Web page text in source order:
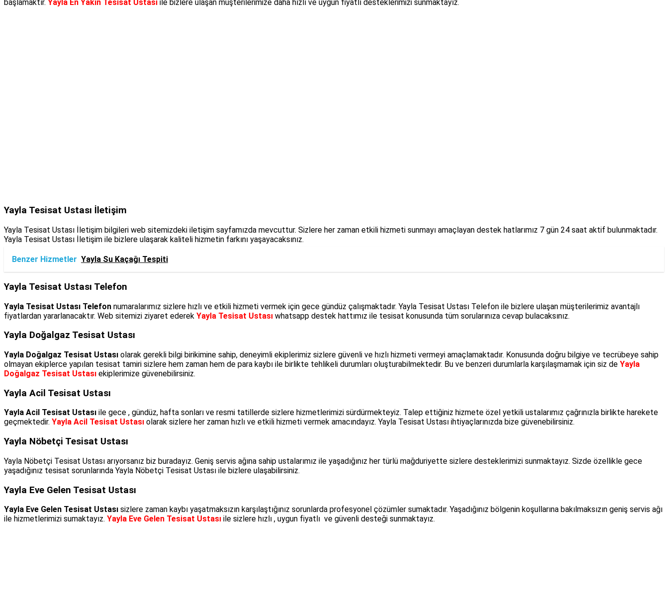
başlamaktır. Yayla En Yakın Tesisat Ustası ile bizlere ulaşan müşterilerimize daha hızlı ve uygun fiyatlı desteklerimizi sunmaktayız.
Yayla Tesisat Ustası İletişim
Yayla Tesisat Ustası İletişim bilgileri web sitemizdeki iletişim sayfamızda mevcuttur. Sizlere her zaman etkili hizmeti sunmayı amaçlayan destek hatlarımız 7 gün 24 saat aktif bulunmaktadır.
Yayla Tesisat Ustası İletişim ile bizlere ulaşarak kaliteli hizmetin farkını yaşayacaksınız.
Benzer Hizmetler Yayla Su Kaçağı Tespiti
Yayla Tesisat Ustası Telefon
Yayla Tesisat Ustası Telefon numaralarımız sizlere hızlı ve etkili hizmeti vermek için gece gündüz çalışmaktadır. Yayla Tesisat Ustası Telefon ile bizlere ulaşan müşterilerimiz avantajlı
fiyatlardan yararlanacaktır. Web sitemizi ziyaret ederek Yayla Tesisat Ustası whatsapp destek hattımız ile tesisat konusunda tüm sorularınıza cevap bulacaksınız.
Yayla Doğalgaz Tesisat Ustası
Yayla Doğalgaz Tesisat Ustası olarak gerekli bilgi birikimine sahip, deneyimli ekiplerimiz sizlere güvenli ve hızlı hizmeti vermeyi amaçlamaktadır. Konusunda doğru bilgiye ve tecrübeye sahip
olmayan ekiplerce yapılan tesisat tamiri sizlere hem zaman hem de para kaybı ile birlikte tehlikeli durumları oluşturabilmektedir. Bu ve benzeri durumlarla karşılaşmamak için siz de Yayla
Doğalgaz Tesisat Ustası ekiplerimize güvenebilirsiniz.
Yayla Acil Tesisat Ustası
Yayla Acil Tesisat Ustası ile gece , gündüz, hafta sonları ve resmi tatillerde sizlere hizmetlerimizi sürdürmekteyiz. Talep ettiğiniz hizmete özel yetkili ustalarımız çağrınızla birlikte harekete
geçmektedir. Yayla Acil Tesisat Ustası olarak sizlere her zaman hızlı ve etkili hizmeti vermek amacındayız. Yayla Tesisat Ustası ihtiyaçlarınızda bize güvenebilirsiniz.
Yayla Nöbetçi Tesisat Ustası
Yayla Nöbetçi Tesisat Ustası arıyorsanız biz buradayız. Geniş servis ağına sahip ustalarımız ile yaşadığınız her türlü mağduriyette sizlere desteklerimizi sunmaktayız. Sizde özellikle gece
yaşadığınız tesisat sorunlarında Yayla Nöbetçi Tesisat Ustası ile bizlere ulaşabilirsiniz.
Yayla Eve Gelen Tesisat Ustası
Yayla Eve Gelen Tesisat Ustası sizlere zaman kaybı yaşatmaksızın karşılaştığınız sorunlarda profesyonel çözümler sumaktadır. Yaşadığınız bölgenin koşullarına bakılmaksızın geniş servis ağı
ile hizmetlerimizi sumaktayız. Yayla Eve Gelen Tesisat Ustası ile sizlere hızlı , uygun fiyatlı ve güvenli desteği sunmaktayız.